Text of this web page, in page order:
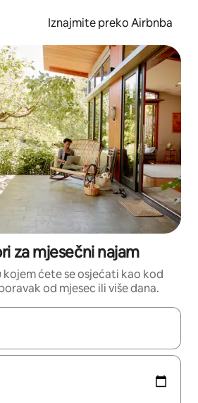
Iznajmite preko Airbnba
za mjesečni najam
ćete se osjećati kao kod
od mjesec ili više dana.
rezultati, moći ćete ih pregledati